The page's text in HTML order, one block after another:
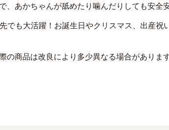
、あかちゃんが舐めたり噛んだりしても安全
でも大活躍！お誕生日やクリスマス、出産祝
の商品は改良により多少異なる場合がありま